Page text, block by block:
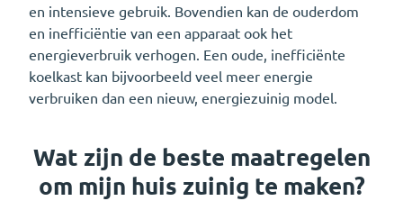
en intensieve gebruik. Bovendien kan de ouderdom
en inefficiëntie van een apparaat ook het
energieverbruik verhogen. Een oude, inefficiënte
koelkast kan bijvoorbeeld veel meer energie
verbruiken dan een nieuw, energiezuinig model.
Wat zijn de beste maatregelen
om mijn huis zuinig te maken?